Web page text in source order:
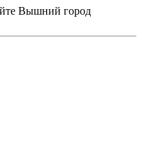
Вышний город